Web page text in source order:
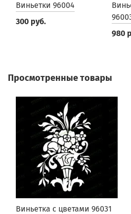
Виньетки 96004
300 руб.
980
Просмотренные товары
Виньетка с цветами 96031